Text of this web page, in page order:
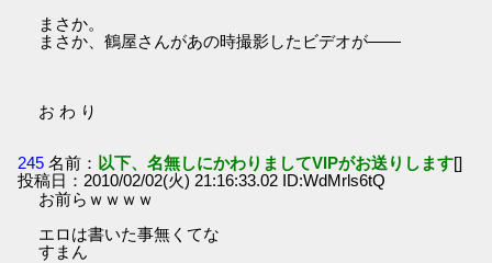
まさか。
まさか、鶴屋さんがあの時撮影したビデオが――
お わ り
245 名前： 以下、名無しにかわりましてVIPがお送りします[]
投稿日：2010/02/02(火) 21:16:33.02 ID:WdMrls6tQ
お前らｗｗｗｗ
エロは書いた事無くてな
すまん